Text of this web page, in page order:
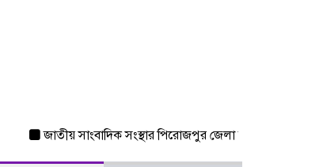
জাতীয় সাংবাদিক সংস্থার পিরোজপুর জেলা কমিটি অনুমোদন